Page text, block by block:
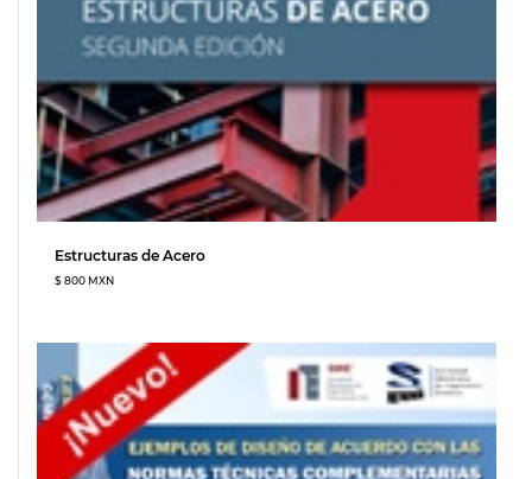
Estructuras de Acero
$ 800 MXN